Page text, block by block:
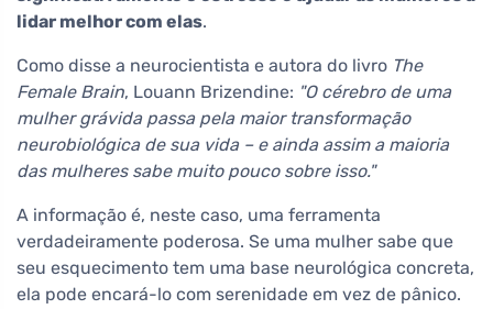
lidar melhor com elas.
Como disse a neurocientista e autora do livro The
Female Brain, Louann Brizendine: "O cérebro de uma
mulher grávida passa pela maior transformação
neurobiológica de sua vida – e ainda assim a maioria
das mulheres sabe muito pouco sobre isso."
A informação é, neste caso, uma ferramenta
verdadeiramente poderosa. Se uma mulher sabe que
seu esquecimento tem uma base neurológica concreta,
ela pode encará-lo com serenidade em vez de pânico.